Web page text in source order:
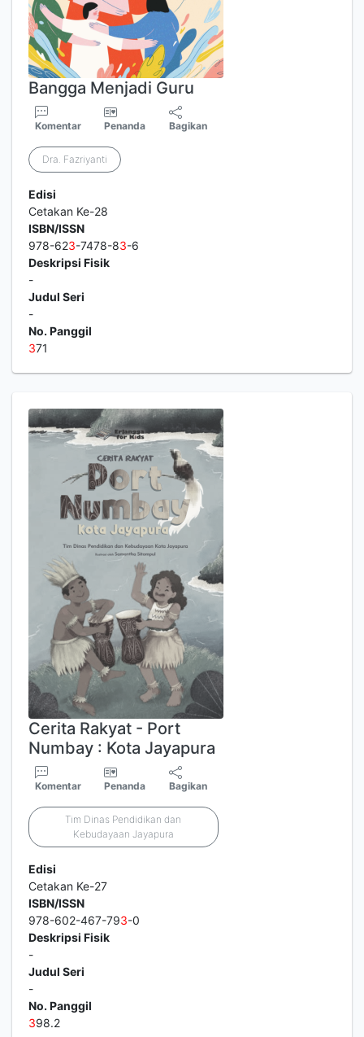
Bangga Menjadi Guru
Komentar Penanda Bagikan
Dra. Fazriyanti
Edisi
Cetakan Ke-28
ISBN/ISSN
978-623-7478-83-6
Deskripsi Fisik
-
Judul Seri
-
No. Panggil
371
Cerita Rakyat - Port
Numbay : Kota Jayapura
Komentar Penanda Bagikan
Tim Dinas Pendidikan dan
Kebudayaan Jayapura
Edisi
Cetakan Ke-27
ISBN/ISSN
978-602-467-793-0
Deskripsi Fisik
-
Judul Seri
-
No. Panggil
398.2